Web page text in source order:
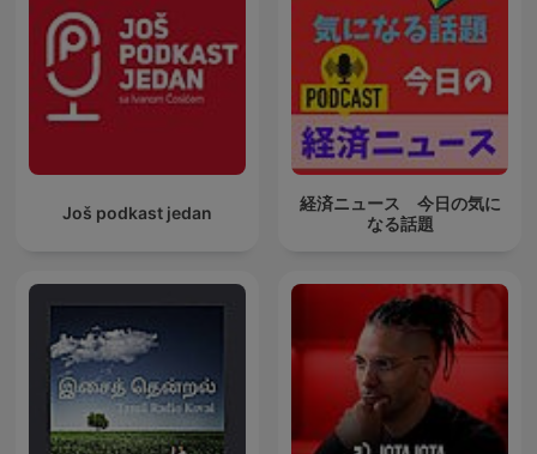
Još podkast jedan
経済ニュース 今日の気に
なる話題